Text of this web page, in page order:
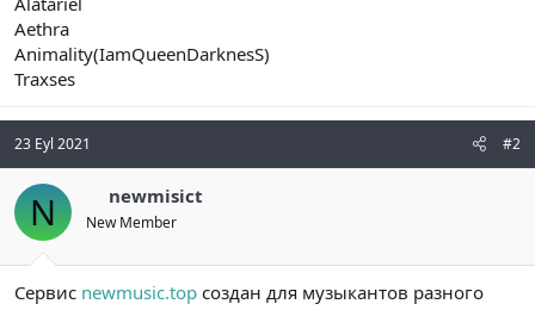
Aethra
Animality(IamQueenDarknesS)
Traxses
23 Eyl 2021 #2
N newmisict
New Member
Сервис newmusic.top создан для музыкантов разного